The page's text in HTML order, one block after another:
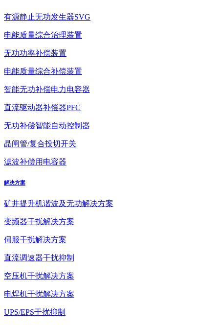
有源静止无功发生器SVG
电能质量综合治理装置
无功功率补偿装置
电能质量综合补偿装置
智能无功补偿电力电容器
直流驱动器补偿器PFC
无功补偿智能自动控制器
晶闸管/复合投切开关
滤波补偿用电容器
解决方案
矿井提升机谐波及无功解决方案
变频器干扰解决方案
伺服干扰解决方案
直流调速器干扰抑制
空压机干扰解决方案
电焊机干扰解决方案
UPS/EPS干扰抑制